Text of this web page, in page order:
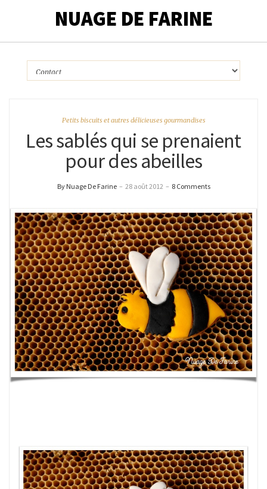
NUAGE DE FARINE
Petits biscuits et autres délicieuses gourmandises
Les sablés qui se prenaient
pour des abeilles
By Nuage De Farine – 28 août 2012 – 8 Comments